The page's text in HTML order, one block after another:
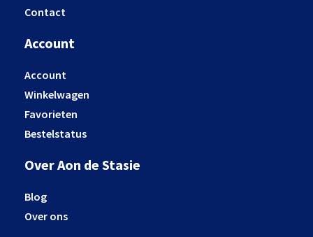
Contact
Account
Account
Winkelwagen
Favorieten
Bestelstatus
Over Aon de Stasie
Blog
Over ons